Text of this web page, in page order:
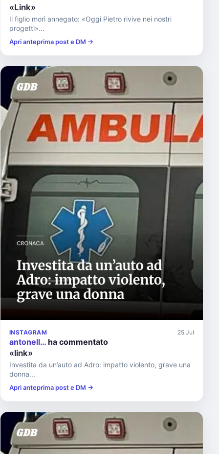
«Link»
Il figlio morì annegato: «Oggi Pietro rivive nei nostri
progetti»...
Apri anteprima post e DM →
INSTAGRAM 25 Jul
antonell… ha commentato
«link»
Investita da un’auto ad Adro: impatto violento, grave una
donna...
Apri anteprima post e DM →